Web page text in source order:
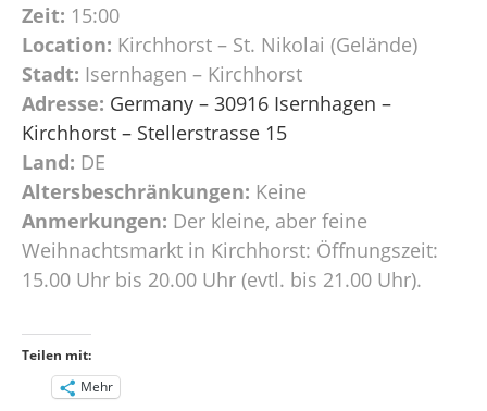
Zeit: 15:00
Location: Kirchhorst – St. Nikolai (Gelände)
Stadt: Isernhagen – Kirchhorst
Adresse: Germany – 30916 Isernhagen –
Kirchhorst – Stellerstrasse 15
Land: DE
Altersbeschränkungen: Keine
Anmerkungen: Der kleine, aber feine
Weihnachtsmarkt in Kirchhorst: Öffnungszeit:
15.00 Uhr bis 20.00 Uhr (evtl. bis 21.00 Uhr).
Teilen mit:
Mehr